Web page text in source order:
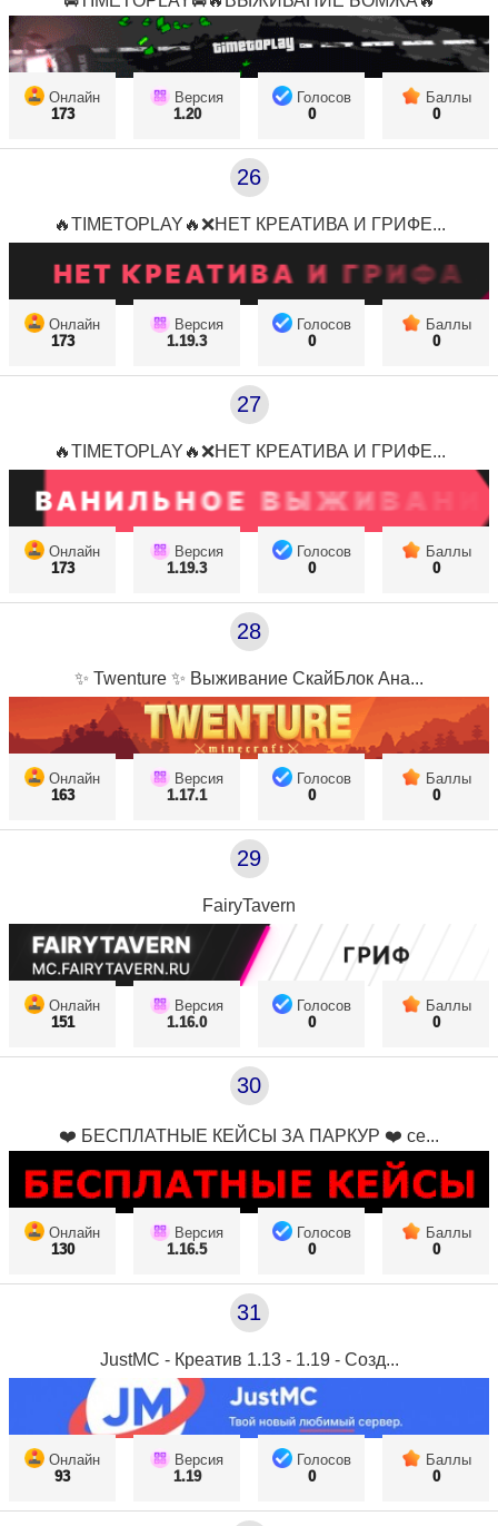
Онлайн
173
Версия
1.20
Голосов
0
Баллы
0
26
🔥TIMETOPLAY🔥❌НЕТ КРЕАТИВА И ГРИФЕ...
Онлайн
173
Версия
1.19.3
Голосов
0
Баллы
0
27
🔥TIMETOPLAY🔥❌НЕТ КРЕАТИВА И ГРИФЕ...
Онлайн
173
Версия
1.19.3
Голосов
0
Баллы
0
28
✨ Twenture ✨ Выживание СкайБлок Ана...
Онлайн
163
Версия
1.17.1
Голосов
0
Баллы
0
29
FairyTavern
Онлайн
151
Версия
1.16.0
Голосов
0
Баллы
0
30
❤️ БЕСПЛАТНЫЕ КЕЙСЫ ЗА ПАРКУР ❤️ се...
Онлайн
130
Версия
1.16.5
Голосов
0
Баллы
0
31
JustMC - Креатив 1.13 - 1.19 - Созд...
Онлайн
93
Версия
1.19
Голосов
0
Баллы
0